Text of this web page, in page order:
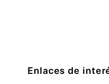
Enlaces de